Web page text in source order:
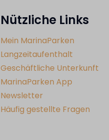
Nützliche Links
Mein MarinaParken
Langzeitaufenthalt
Geschäftliche Unterkunft
MarinaParken App
Newsletter
Häufig gestellte Fragen